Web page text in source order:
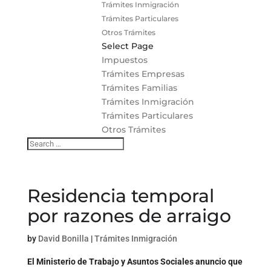
Trámites Inmigración
Trámites Particulares
Otros Trámites
Select Page
Impuestos
Trámites Empresas
Trámites Familias
Trámites Inmigración
Trámites Particulares
Otros Trámites
Residencia temporal
por razones de arraigo
by David Bonilla |Trámites Inmigración
El Ministerio de Trabajo y Asuntos Sociales anuncio que